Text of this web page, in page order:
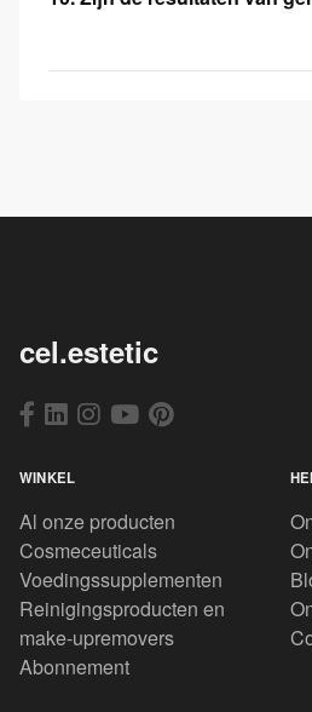
cel.estetic
WINKEL
Al onze producten
Cosmeceuticals
Voedingssupplementen
Reinigingsproducten en
make-upremovers
Abonnement